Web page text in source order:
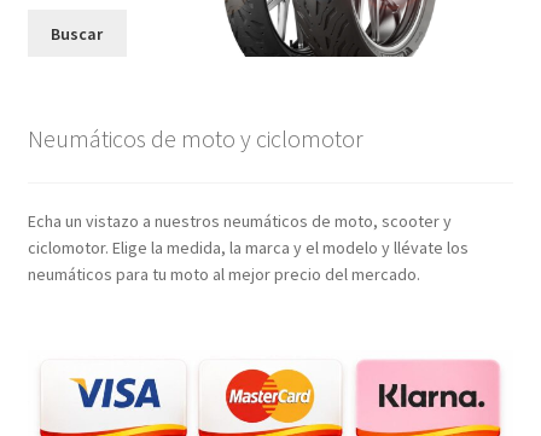
Buscar
Neumáticos de moto y ciclomotor
Echa un vistazo a nuestros neumáticos de moto, scooter y
ciclomotor. Elige la medida, la marca y el modelo y llévate los
neumáticos para tu moto al mejor precio del mercado.